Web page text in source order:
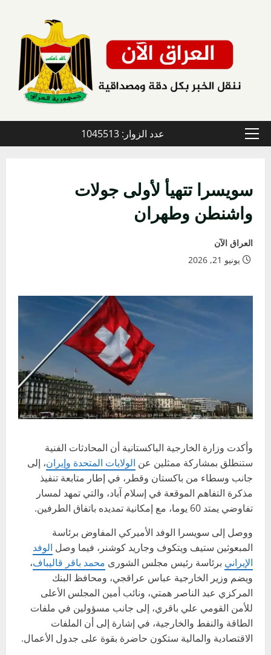
القائمة
عدد الزوار: 1045513
سويسرا تتهيأ لأولى جولات
واشنطن وطهران
العراق الآن
يونيو 21, 2026
وأكدت وزارة الخارجية الباكستانية أن المحادثات الفنية
ستنطلق بمشاركة ممثلين عن الولايات المتحدة وإيران، إلى
جانب وسطاء من باكستان وقطر، في إطار متابعة تنفيذ
مذكرة التفاهم الموقعة في إسلام آباد، والتي تمهد لمسار
تفاوضي يمتد 60 يوما، مع إمكانية تمديده باتفاق الطرفين.
ووصل إلى سويسرا الوفد الأميركي المفاوض برئاسة
المبعوثين ستيف ويتكوف وجاريد كوشنر، فيما وصل الوفد
الإيراني برئاسة رئيس مجلس الشورى محمد باقر قاليباف،
ويضم وزير الخارجية عباس عراقجي، ومحافظ البنك
المركزي عبد الناصر همتي، ونائب أمين المجلس الأعلى
للأمن القومي علي باقري، إلى جانب مسؤولين في ملفات
الطاقة والنفط والخارجية، في إشارة إلى أن الملفات
الاقتصادية والمالية ستكون حاضرة بقوة على جدول الأعمال.